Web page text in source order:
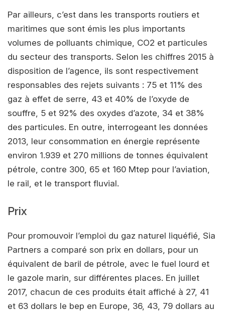
Par ailleurs, c’est dans les transports routiers et
maritimes que sont émis les plus importants
volumes de polluants chimique, CO2 et particules
du secteur des transports. Selon les chiffres 2015 à
disposition de l’agence, ils sont respectivement
responsables des rejets suivants : 75 et 11% des
gaz à effet de serre, 43 et 40% de l’oxyde de
souffre, 5 et 92% des oxydes d’azote, 34 et 38%
des particules. En outre, interrogeant les données
2013, leur consommation en énergie représente
environ 1.939 et 270 millions de tonnes équivalent
pétrole, contre 300, 65 et 160 Mtep pour l’aviation,
le rail, et le transport fluvial.
Prix
Pour promouvoir l’emploi du gaz naturel liquéfié, Sia
Partners a comparé son prix en dollars, pour un
équivalent de baril de pétrole, avec le fuel lourd et
le gazole marin, sur différentes places. En juillet
2017, chacun de ces produits était affiché à 27, 41
et 63 dollars le bep en Europe, 36, 43, 79 dollars au